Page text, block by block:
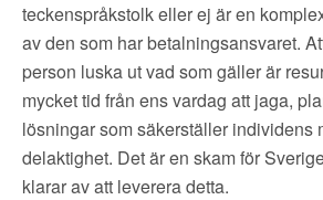
NYHETER
SÖK
teckenspråkstolk eller ej är en
av den som har betalningsansvaret.
person luska ut vad som gäller är
mycket tid från ens vardag att jaga,
lösningar som säkerställer individens
delaktighet. Det är en skam för
klarar av att leverera detta.